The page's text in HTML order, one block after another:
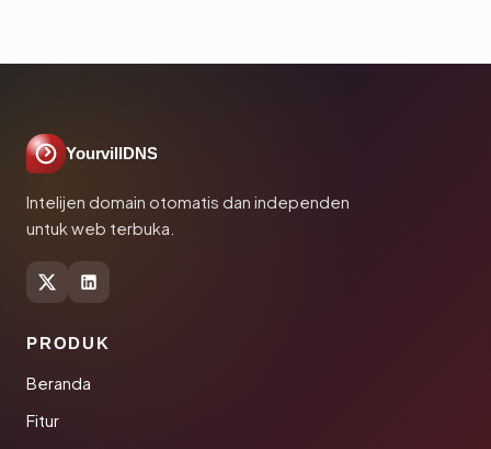
YourvillDNS
Intelijen domain otomatis dan independen
untuk web terbuka.
PRODUK
Beranda
Fitur